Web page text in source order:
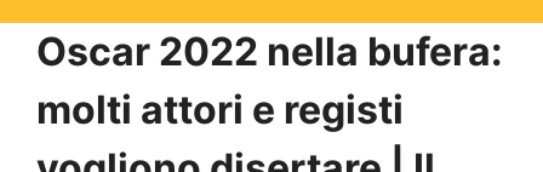
Oscar 2022 nella bufera:
molti attori e registi